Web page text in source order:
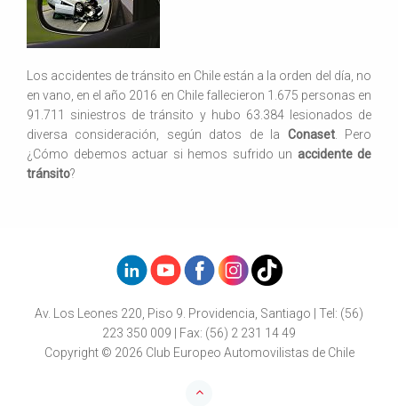
Los accidentes de tránsito en Chile están a la orden del día, no
en vano, en el año 2016 en Chile fallecieron 1.675 personas en
91.711 siniestros de tránsito y hubo 63.384 lesionados de
diversa consideración, según datos de la Conaset. Pero
¿Cómo debemos actuar si hemos sufrido un accidente de
tránsito?
Av. Los Leones 220, Piso 9. Providencia, Santiago | Tel: (56)
223 350 009 | Fax: (56) 2 231 14 49
Copyright © 2026 Club Europeo Automovilistas de Chile